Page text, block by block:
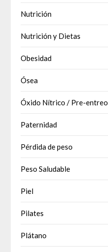
Nutrición
Nutrición y Dietas
Obesidad
Ósea
Óxido Nítrico / Pre-entreo
Paternidad
Pérdida de peso
Peso Saludable
Piel
Pilates
Plátano